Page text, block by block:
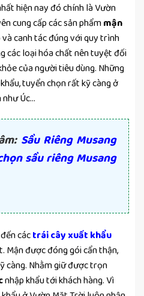
hiện nay đó chính là Vườn
cung cấp các sản phẩmmận
canh tác đúng với quy trình
các loại hóa chất nên tuyệt đối
của người tiêu dùng. Những
tuyển chọn rất kỹ càng ở
Úc…
Sầu Riêng Musang
sầu riêng Musang
cáctrái cây xuất khẩu
được đóng gói cẩn thận,
càng. Nhằm giữ được trọn
nhập khẩu tới khách hàng. Vì